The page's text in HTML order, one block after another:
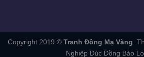
Copyright 2019 © Tranh Đồng Mạ Vàng.
Nghiệp Đúc Đồng Bảo